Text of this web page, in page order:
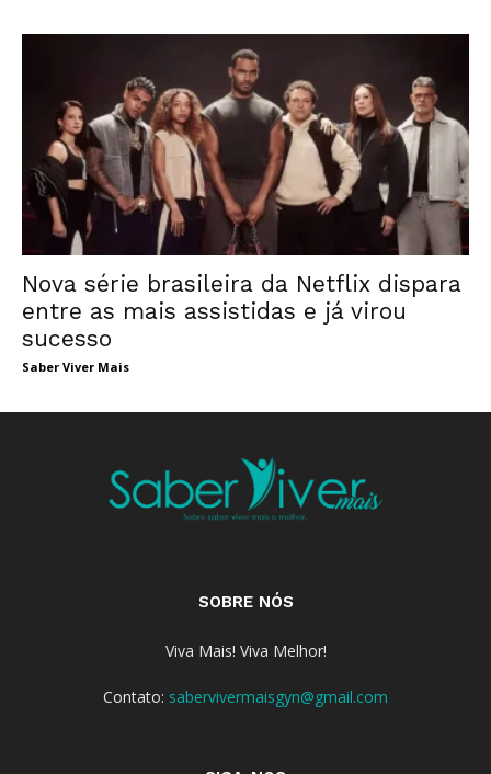
Nova série brasileira da Netflix dispara
entre as mais assistidas e já virou
sucesso
Saber Viver Mais
SOBRE NÓS
Viva Mais! Viva Melhor!
Contato: sabervivermaisgyn@gmail.com